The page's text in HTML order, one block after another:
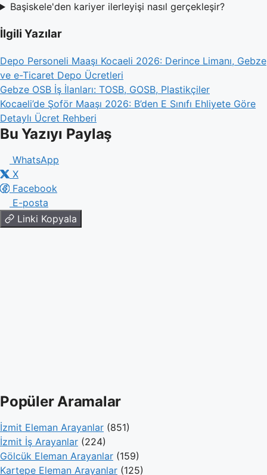
Başiskele'den kariyer ilerleyişi nasıl gerçekleşir?
İlgili Yazılar
Depo Personeli Maaşı Kocaeli 2026: Derince Limanı, Gebze
ve e-Ticaret Depo Ücretleri
Gebze OSB İş İlanları: TOSB, GOSB, Plastikçiler
Kocaeli’de Şoför Maaşı 2026: B’den E Sınıfı Ehliyete Göre
Detaylı Ücret Rehberi
Bu Yazıyı Paylaş
WhatsApp
X
Facebook
E-posta
Linki Kopyala
Popüler Aramalar
İzmit Eleman Arayanlar (851)
İzmit İş Arayanlar (224)
Gölcük Eleman Arayanlar (159)
Kartepe Eleman Arayanlar (125)